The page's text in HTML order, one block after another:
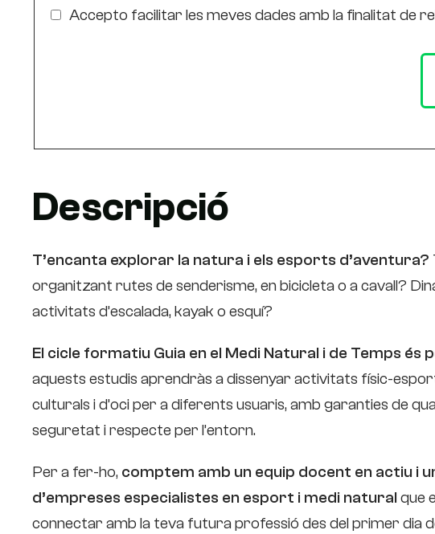
Accepto facilitar les meves dades amb la finalitat de
Descripció
T’encanta explorar la natura i els esports d’aventura?
organitzant rutes de senderisme, en bicicleta o a cavall?
activitats d’escalada, kayak o esquí?
El cicle formatiu Guia en el Medi Natural i de Temps és
aquests estudis aprendràs a dissenyar activitats físic-
culturals i d’oci per a diferents usuaris, amb garanties de
seguretat i respecte per l’entorn.
Per a fer-ho, comptem amb un equip docent en actiu i
d’empreses especialistes en esport i medi natural que
connectar amb la teva futura professió des del primer dia